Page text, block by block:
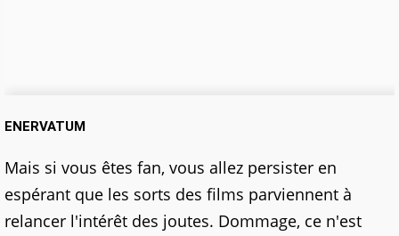
ENERVATUM
Mais si vous êtes fan, vous allez persister en
espérant que les sorts des films parviennent à
relancer l'intérêt des joutes. Dommage, ce n'est